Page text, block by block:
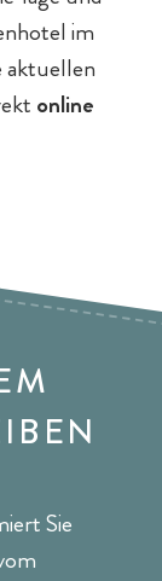
im
aktuellen
online
Sie